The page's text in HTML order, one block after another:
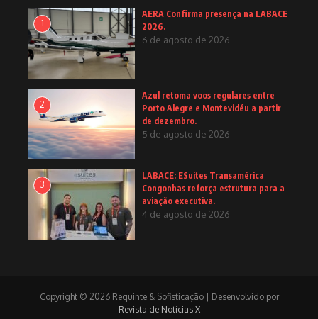
1
AERA Confirma presença na LABACE
2026.
6 de agosto de 2026
2
Azul retoma voos regulares entre
Porto Alegre e Montevidéu a partir
de dezembro.
5 de agosto de 2026
3
LABACE: ESuites Transamérica
Congonhas reforça estrutura para a
aviação executiva.
4 de agosto de 2026
Copyright © 2026 Requinte & Sofisticação | Desenvolvido por
Revista de Notícias X